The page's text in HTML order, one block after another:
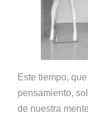
Este tiempo,
pensamiento,
de nuestra